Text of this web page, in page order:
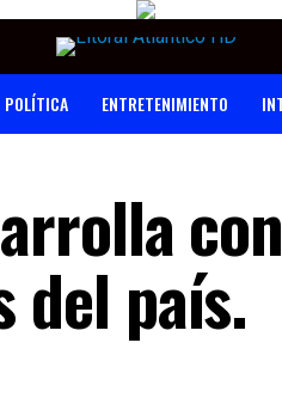
POLÍTICA ENTRETENIMIENTO
del país.